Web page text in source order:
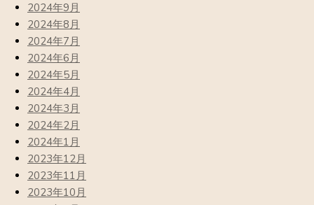
2024年9月
2024年8月
2024年7月
2024年6月
2024年5月
2024年4月
2024年3月
2024年2月
2024年1月
2023年12月
2023年11月
2023年10月